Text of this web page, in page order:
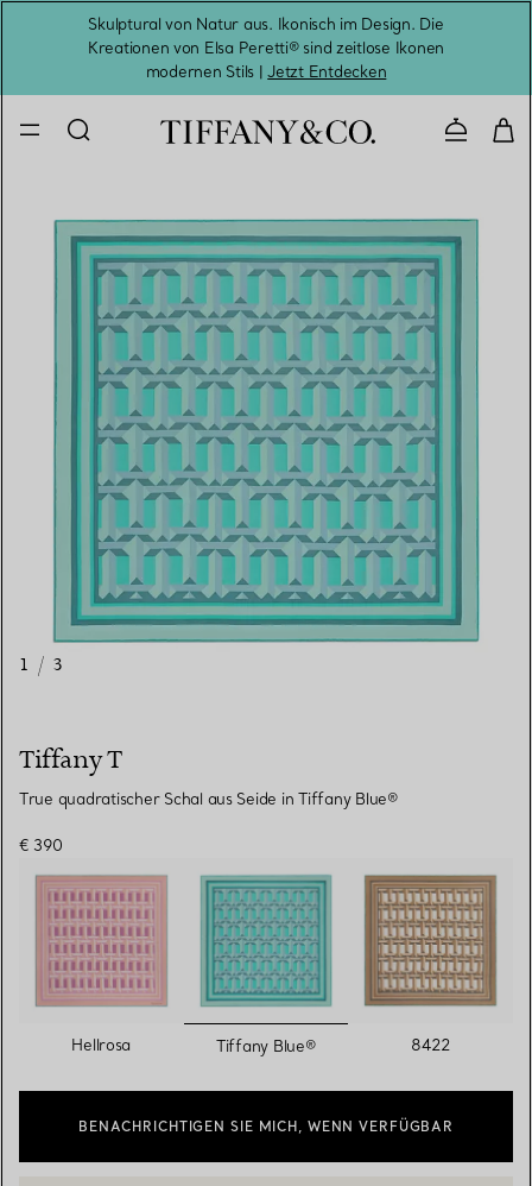
Skulptural von Natur aus. Ikonisch im Design. Die
Kreationen von Elsa Peretti® sind zeitlose Ikonen
modernen Stils |Jetzt Entdecken
1 / 3
Tiffany T
True quadratischer Schal aus Seide in Tiffany Blue®
€ 390
Hellrosa ausgewählt
Tiffany Blue® 8422
BENACHRICHTIGEN SIE MICH, WENN VERFÜGBAR